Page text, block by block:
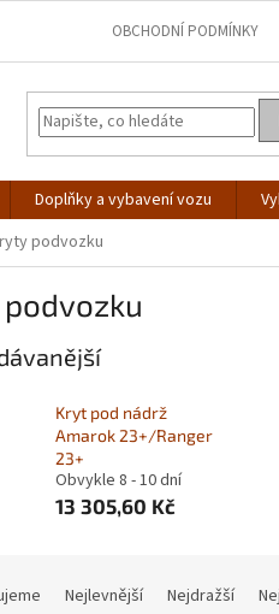
OBCHODNÍ PODMÍNKY
Doplňky a vybavení vozu
podvozku
Kryt pod nádrž
Amarok 23+/Ranger
23+
Obvykle 8 - 10 dní
13 305,60 Kč
Nejlevnější Nejdražší